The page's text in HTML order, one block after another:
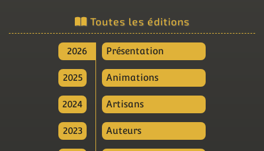
Toutes les éditions
2026
2025
2024
2023
Présentation
Animations
Artisans
Auteurs